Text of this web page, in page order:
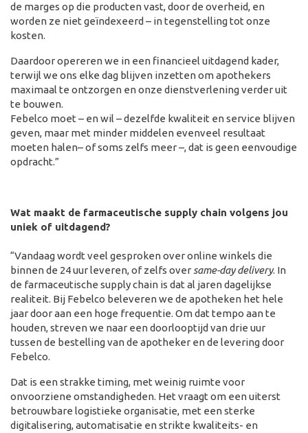
de marges op die producten vast, door de overheid, en
worden ze niet geïndexeerd – in tegenstelling tot onze
kosten.
Daardoor opereren we in een financieel uitdagend kader,
terwijl we ons elke dag blijven inzetten om apothekers
maximaal te ontzorgen en onze dienstverlening verder uit
te bouwen.
Febelco moet – en wil – dezelfde kwaliteit en service blijven
geven, maar met minder middelen evenveel resultaat
moeten halen– of soms zelfs meer –, dat is geen eenvoudige
opdracht.”
Wat maakt de farmaceutische supply chain volgens jou
uniek of uitdagend?
“Vandaag wordt veel gesproken over online winkels die
binnen de 24 uur leveren, of zelfs over same-day delivery. In
de farmaceutische supply chain is dat al jaren dagelijkse
realiteit. Bij Febelco beleveren we de apotheken het hele
jaar door aan een hoge frequentie. Om dat tempo aan te
houden, streven we naar een doorlooptijd van drie uur
tussen de bestelling van de apotheker en de levering door
Febelco.
Dat is een strakke timing, met weinig ruimte voor
onvoorziene omstandigheden. Het vraagt om een uiterst
betrouwbare logistieke organisatie, met een sterke
digitalisering, automatisatie en strikte kwaliteits- en